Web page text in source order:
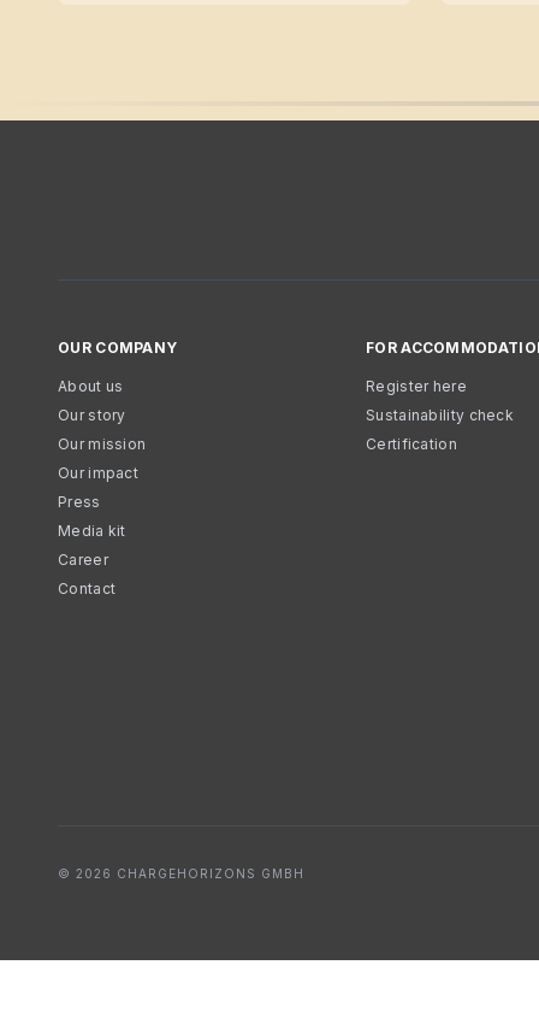
OUR COMPANY
About us
Our story
Our mission
Our impact
Press
Media kit
Career
Contact
FOR
Register here
Sustainability check
Certification
© 2026 CHARGEHORIZONS GMBH